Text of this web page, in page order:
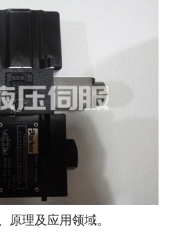
常州Parker比例阀
常州vickers比例阀
- 常州ARGO-HYTOS比例阀
- 常州atos比例阀
常州进口伺服阀维修
常州MOOG伺服阀
- 常州力士乐伺服阀
理及应用领域。